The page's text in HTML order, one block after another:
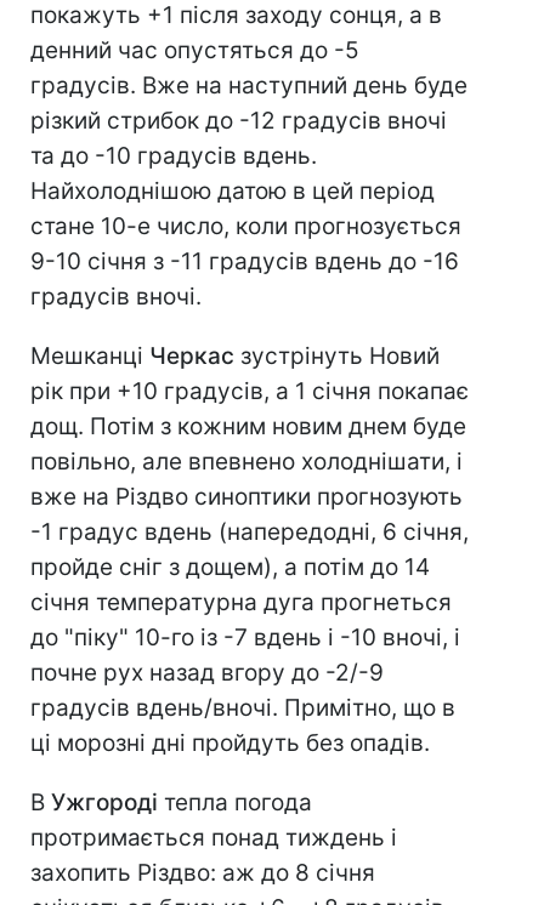
покажуть +1 після заходу сонця, а в
денний час опустяться до -5
градусів. Вже на наступний день буде
різкий стрибок до -12 градусів вночі
та до -10 градусів вдень.
Найхолоднішою датою в цей період
стане 10-е число, коли прогнозується
9-10 січня з -11 градусів вдень до -16
градусів вночі.
Мешканці Черкас зустрінуть Новий
рік при +10 градусів, а 1 січня покапає
дощ. Потім з кожним новим днем буде
повільно, але впевнено холоднішати, і
вже на Різдво синоптики прогнозують
-1 градус вдень (напередодні, 6 січня,
пройде сніг з дощем), а потім до 14
січня температурна дуга прогнеться
до "піку" 10-го із -7 вдень і -10 вночі, і
почне рух назад вгору до -2/-9
градусів вдень/вночі. Примітно, що в
ці морозні дні пройдуть без опадів.
В Ужгороді тепла погода
протримається понад тиждень і
захопить Різдво: аж до 8 січня